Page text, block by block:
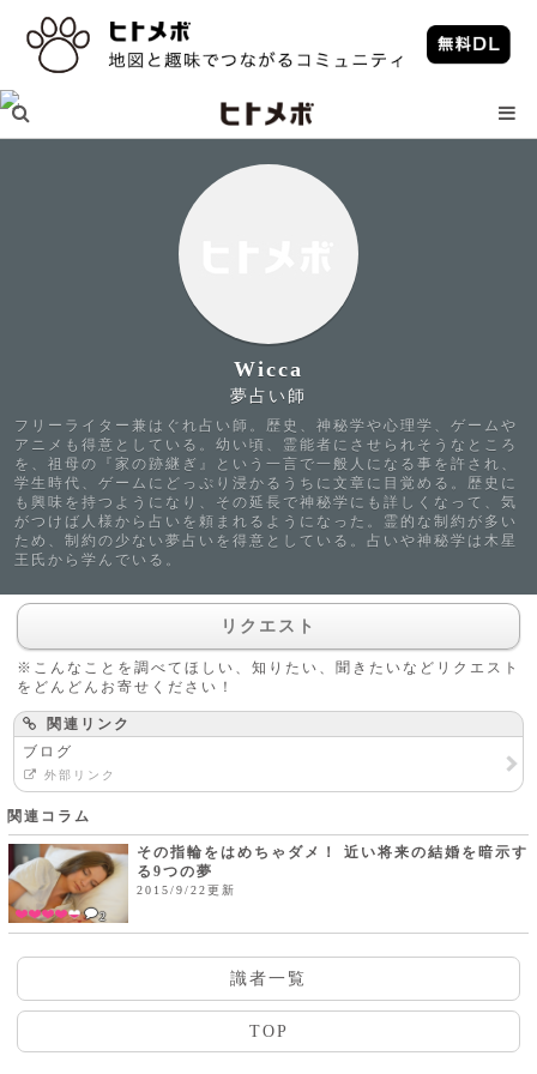
Wicca
夢占い師
フリーライター兼はぐれ占い師。歴史、神秘学や心理学、ゲームや
アニメも得意としている。幼い頃、霊能者にさせられそうなところ
を、祖母の『家の跡継ぎ』という一言で一般人になる事を許され、
学生時代、ゲームにどっぷり浸かるうちに文章に目覚める。歴史に
も興味を持つようになり、その延長で神秘学にも詳しくなって、気
がつけば人様から占いを頼まれるようになった。霊的な制約が多い
ため、制約の少ない夢占いを得意としている。占いや神秘学は木星
王氏から学んでいる。
リクエスト
※こんなことを調べてほしい、知りたい、聞きたいなどリクエスト
をどんどんお寄せください！
関連リンク
ブログ
外部リンク
関連コラム
2
その指輪をはめちゃダメ！ 近い将来の結婚を暗示す
る9つの夢
2015/9/22更新
識者一覧
TOP